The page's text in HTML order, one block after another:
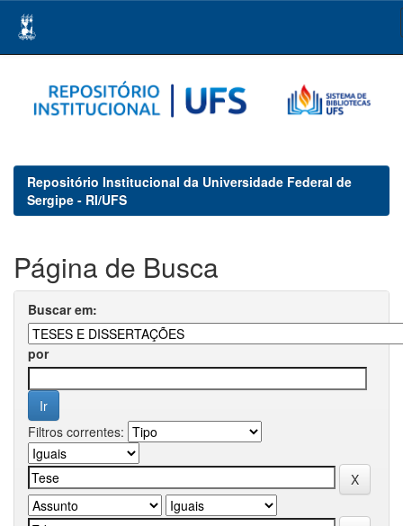
navigation
Repositório Institucional da Universidade Federal de
Sergipe - RI/UFS
Página de Busca
Buscar em:
por
Filtros correntes: